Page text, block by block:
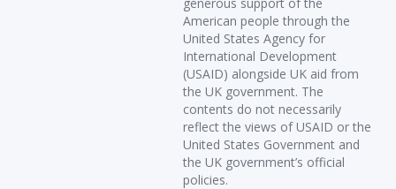
American people through the
United States Agency for
International Development
(USAID) alongside UK aid from
the UK government. The
contents do not necessarily
reflect the views of USAID or the
United States Government and
the UK government’s official
policies.